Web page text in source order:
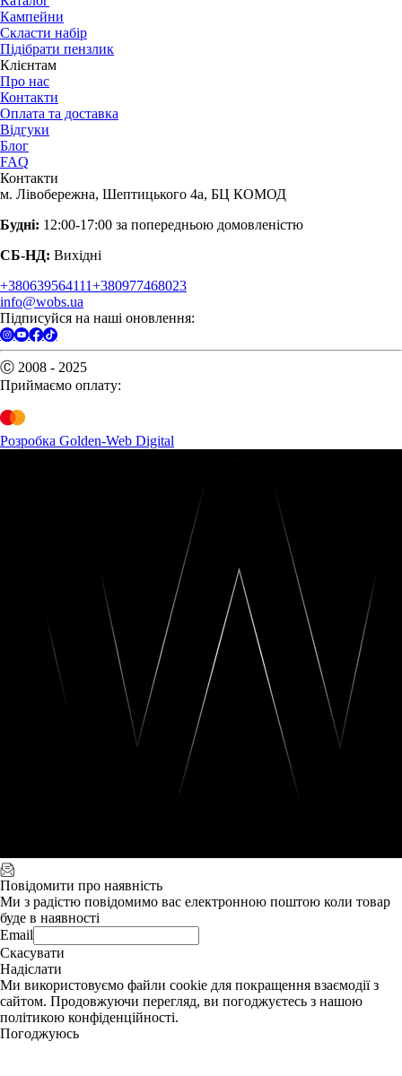
Кампейни
Скласти набір
Підібрати пензлик
Клієнтам
Про нас
Контакти
Оплата та доставка
Відгуки
Блог
FAQ
Контакти
м. Лівобережна, Шептицького 4а, БЦ КОМОД
Будні: 12:00-17:00 за попередньою домовленістю
СБ-НД: Вихідні
+380639564111+380977468023
info@wobs.ua
Підписуйся на наші оновлення:
Ⓒ 2008 - 2025
Приймаємо оплату:
Розробка Golden-Web Digital
Повідомити про наявність
Ми з радістю повідомимо вас електронною поштою коли товар
буде в наявності
Email
Скасувати
Надіслати
Ми використовуємо файли cookie для покращення взаємодії з
сайтом. Продовжуючи перегляд, ви погоджуєтесь з нашою
політикою конфіденційності.
Погоджуюсь